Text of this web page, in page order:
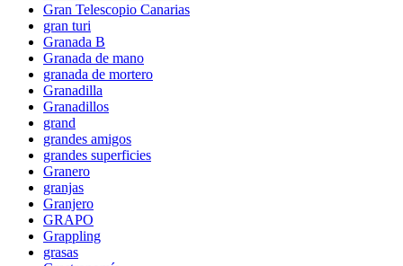
Gran Telescopio Canarias
gran turi
Granada B
Granada de mano
granada de mortero
Granadilla
Granadillos
grand
grandes amigos
grandes superficies
Granero
granjas
Granjero
GRAPO
Grappling
grasas